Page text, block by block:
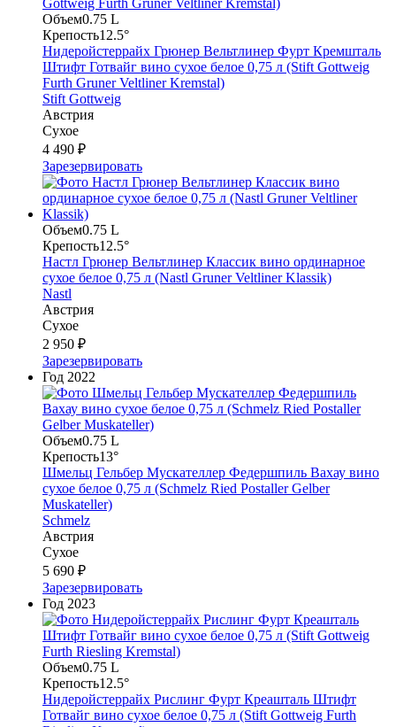
Объем0.75 L
Крепость12.5°
Нидеройстеррайх Грюнер Вельтлинер Фурт Кремшталь
Штифт Готвайг вино сухое белое 0,75 л (Stift Gottweig
Furth Gruner Veltliner Kremstal)
Stift Gottweig
Австрия
Сухое
4 490 ₽
Зарезервировать
Объем0.75 L
Крепость12.5°
Настл Грюнер Вельтлинер Классик вино ординарное
сухое белое 0,75 л (Nastl Gruner Veltliner Klassik)
Nastl
Австрия
Сухое
2 950 ₽
Зарезервировать
Год 2022
Объем0.75 L
Крепость13°
Шмельц Гельбер Мускателлер Федершпиль Вахау вино
сухое белое 0,75 л (Schmelz Ried Postaller Gelber
Muskateller)
Schmelz
Австрия
Сухое
5 690 ₽
Зарезервировать
Год 2023
Объем0.75 L
Крепость12.5°
Нидеройстеррайх Рислинг Фурт Креашталь Штифт
Готвайг вино сухое белое 0,75 л (Stift Gottweig Furth